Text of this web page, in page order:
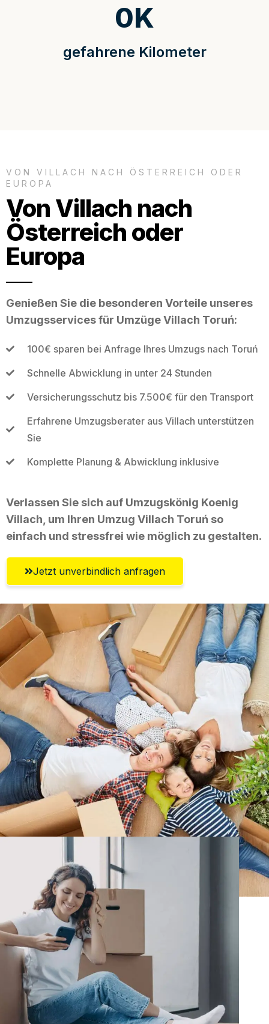
gefahrene Kilometer
0K
VON VILLACH NACH ÖSTERREICH ODER
EUROPA
Von Villach nach
Österreich oder
Europa
Genießen Sie die besonderen Vorteile unseres
Umzugsservices für Umzüge Villach Toruń:
100€ sparen bei Anfrage Ihres Umzugs nach Toruń
Schnelle Abwicklung in unter 24 Stunden
Versicherungsschutz bis 7.500€ für den Transport
Erfahrene Umzugsberater aus Villach unterstützen
Sie
Komplette Planung & Abwicklung inklusive
Verlassen Sie sich auf Umzugskönig Koenig
Villach, um Ihren Umzug Villach Toruń so
einfach und stressfrei wie möglich zu gestalten.
Jetzt unverbindlich anfragen